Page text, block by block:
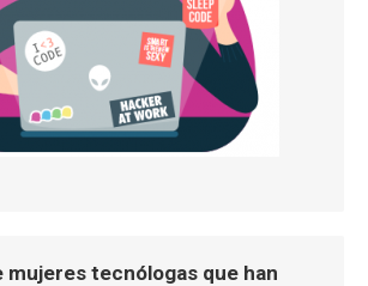
mujeres tecnólogas que han